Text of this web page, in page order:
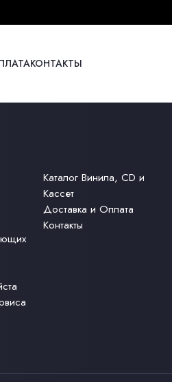
КОНТАКТЫ
Каталог Винила, CD и
Кассет
Доставка и Оплата
Контакты